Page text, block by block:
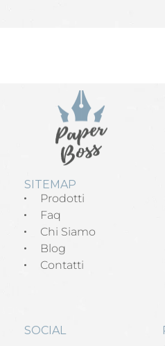
SITEMAP
Prodotti
Faq
Chi Siamo
Blog
Contatti
SOCIAL